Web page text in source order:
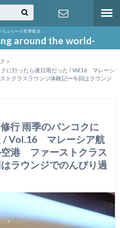
らぶら〜り世界散歩
around the world-
お問い合わ
クに行ったら連日雨だった / Vol.16 マレーシ
クラスラウンジ体験記〜今回はラウンジ
行 雨季のバンコクに
/ Vol.16 マレーシア航
港 ファーストクラス
ラウンジでのんびり過